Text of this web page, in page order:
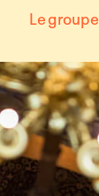
Le groupe